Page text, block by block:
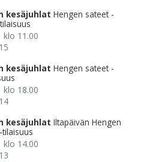
kesäjuhlat Hengen sateet -
klo 11.00
kesäjuhlat Hengen sateet -
klo 18.00
kesäjuhlat Iltapäivän Hengen
klo 14.00